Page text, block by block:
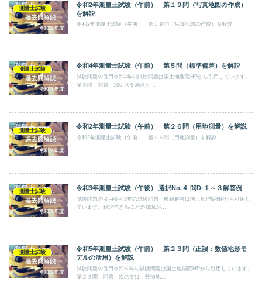
測量士試験
令和2年測量士試験（午前） 第１９問（写真地図の作成）
を解説
令和2年測量士試験（午前） 第１９問（写真地図の作成）を解説
測量士試験
令和4年測量士試験（午前） 第５問（標準偏差）を解説
試験問題の引用令和4年の試験問題は国土地理院HPから引用しています。
第５問 問題 100 点を満点と...
測量士試験
令和2年測量士試験（午前） 第２６問（用地測量）を解説
令和2年測量士試験（午前） 第２６問（用地測量）を解説
測量士試験
令和3年測量士試験（午後） 選択No.４ 問D-１～３解答例
試験問題の引用令和3年の試験問題・模範解答は国土地理院HPから引用し
ています。解説できるほどの知識が...
測量士試験
令和5年測量士試験（午前） 第２３問（正誤：数値地形モ
デルの活用）を解説
試験問題の引用令和５年の試験問題は国土地理院HPから引用しています。
第２３問 問題 次の文は、数値地...